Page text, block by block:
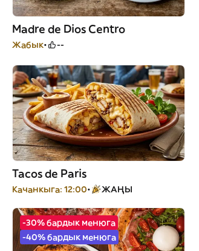
Madre de Dios Centro
Жабык --
Tacos de Paris
Качанкыга: 12:00 ЖАҢЫ
-30% бардык менюга
-40% бардык менюга